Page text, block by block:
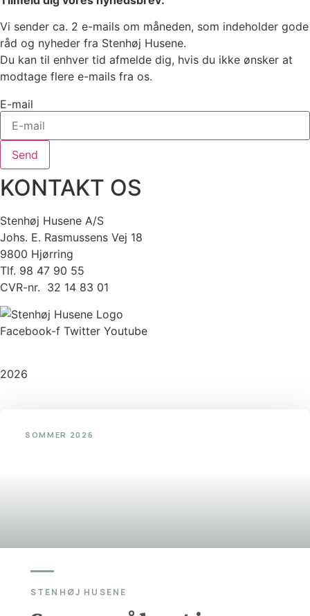
Vi sender ca. 2 e-mails om måneden, som indeholder gode
råd og nyheder fra Stenhøj Husene.
Du kan til enhver tid afmelde dig, hvis du ikke ønsker at
modtage flere e-mails fra os.
E-mail
Send
KONTAKT OS
Stenhøj Husene A/S
Johs. E. Rasmussens Vej 18
9800 Hjørring
Tlf. 98 47 90 55
CVR-nr. 32 14 83 01
Facebook-f Twitter Youtube
2026
SOMMER 2026
STENHØJ HUSENE